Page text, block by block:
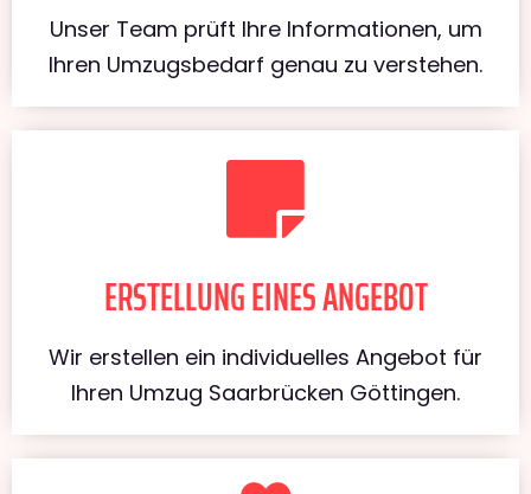
Unser Team prüft Ihre Informationen, um
Ihren Umzugsbedarf genau zu verstehen.
ERSTELLUNG EINES ANGEBOT
Wir erstellen ein individuelles Angebot für
Ihren Umzug Saarbrücken Göttingen.